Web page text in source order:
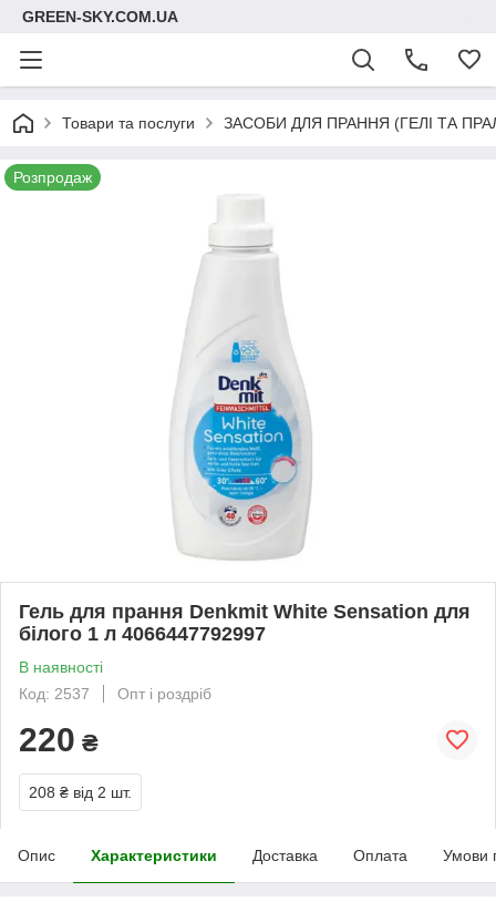
GREEN-SKY.COM.UA
Товари та послуги ЗАСОБИ ДЛЯ ПРАННЯ (ГЕЛІ ТА
Розпродаж
Гель для прання Denkmit White Sensation для
білого 1 л 4066447792997
В наявності
Код: 2537
Опт і роздріб
220 ₴
208 ₴ від 2 шт.
Опис Характеристики Доставка Оплата Умови